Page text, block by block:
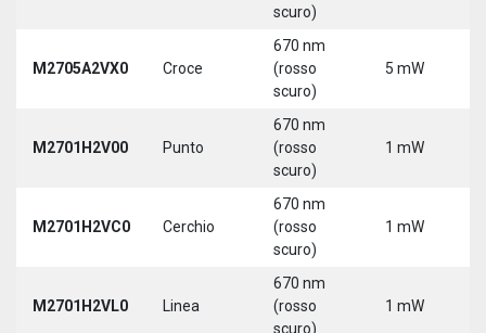
scuro)
M2705A2VX0 Croce
670 nm
(rosso
scuro)
5 mW
M2701H2V00 Punto
670 nm
(rosso
scuro)
1 mW
M2701H2VC0 Cerchio
670 nm
(rosso
scuro)
1 mW
M2701H2VL0 Linea
670 nm
(rosso
scuro)
1 mW